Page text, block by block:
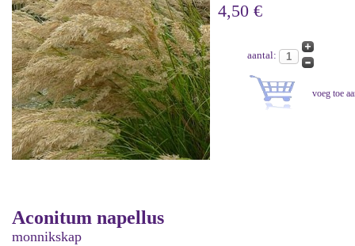
4,50 €
aantal:
Aconitum napellus
monnikskap